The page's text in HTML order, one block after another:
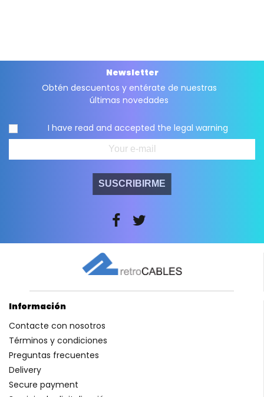
Newsletter
Obtén descuentos y entérate de nuestras
últimas novedades
I have read and accepted the legal warning
SUSCRIBIRME
Información
Contacte con nosotros
Términos y condiciones
Preguntas frecuentes
Delivery
Secure payment